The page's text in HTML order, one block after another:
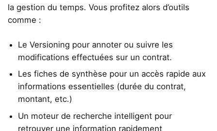
la gestion du temps. Vous profitez alors d’outils
comme :
Le Versioning pour annoter ou suivre les
modifications effectuées sur un contrat.
Les fiches de synthèse pour un accès rapide aux
informations essentielles (durée du contrat,
montant, etc.)
Un moteur de recherche intelligent pour
retrouver une information rapidement